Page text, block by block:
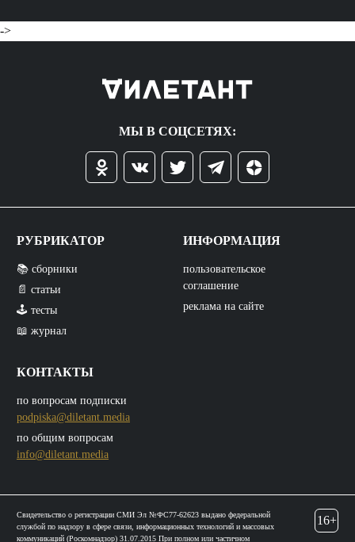
->
МЫ В СОЦСЕТЯХ:
РУБРИКАТОР
📚 сборники
📄 статьи
🕹️ тесты
📖 журнал
КОНТАКТЫ
по вопросам подписки
podpiska@diletant.media
по общим вопросам
info@diletant.media
ИНФОРМАЦИЯ
пользовательское
соглашение
реклама на сайте
Свидетельство о регистрации СМИ Эл №ФС77-62623 выдано федеральной
службой по надзору в сфере связи, информационных технологий и массовых
коммуникаций (Роскомнадзор) 31.07.2015 При полном или частичном
16+